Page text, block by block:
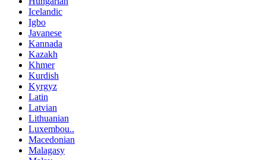
Icelandic
Igbo
Javanese
Kannada
Kazakh
Khmer
Kurdish
Kyrgyz
Latin
Latvian
Lithuanian
Luxembou..
Macedonian
Malagasy